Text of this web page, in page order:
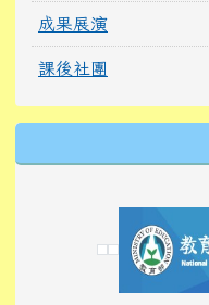
成果展演
課後社團